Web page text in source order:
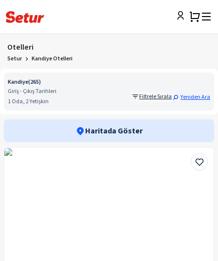
Otelleri
Setur Kandiye Otelleri
Kandiye(265)
Giriş - Çıkış Tarihleri
1 Oda, 2 Yetişkin
Filtrele Sırala Yeniden Ara
Haritada Göster